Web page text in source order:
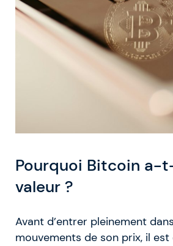
Pourquoi Bitcoin a-
valeur ?
Avant d’entrer pleinement
mouvements de son prix, il est